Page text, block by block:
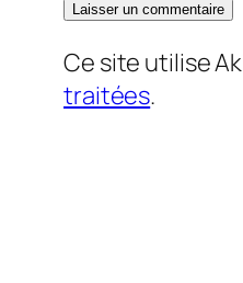
Ce site utilise
traitées.